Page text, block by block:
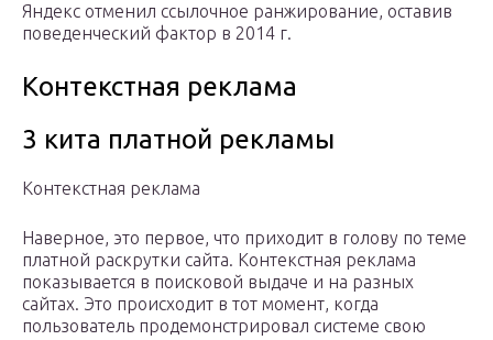
Яндекс отменил ссылочное ранжирование, оставив
поведенческий фактор в 2014 г.
Контекстная реклама
3 кита платной рекламы
Контекстная реклама
Наверное, это первое, что приходит в голову по теме
платной раскрутки сайта. Контекстная реклама
показывается в поисковой выдаче и на разных
сайтах. Это происходит в тот момент, когда
пользователь продемонстрировал системе свою